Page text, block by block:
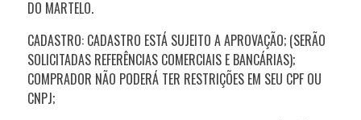
DO MARTELO.
CADASTRO: CADASTRO ESTÁ SUJEITO A APROVAÇÃO; (SERÃO
SOLICITADAS REFERÊNCIAS COMERCIAIS E BANCÁRIAS);
COMPRADOR NÃO PODERÁ TER RESTRIÇÕES EM SEU CPF OU
CNPJ;